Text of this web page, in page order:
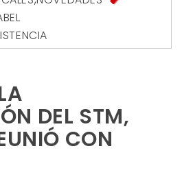
DEL STM,
CON